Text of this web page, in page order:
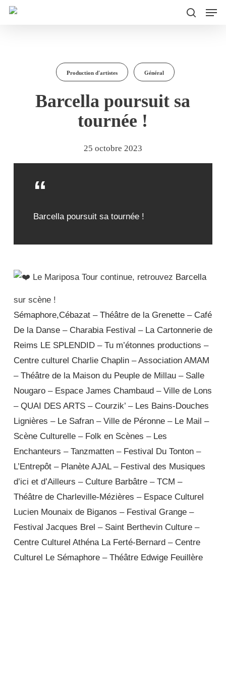
Skip
Production d'artistes Général
Barcella poursuit sa
tournée !
25 octobre 2023
Barcella poursuit sa tournée !
Le Mariposa Tour continue, retrouvez Barcella
sur scène !
Sémaphore,Cébazat– Théâtre de la Grenette– Café
De la Danse– Charabia Festival – La Cartonnerie de
Reims LE SPLENDID– Tu m’étonnes productions –
Centre culturel Charlie Chaplin–Association AMAM
– Théâtre de la Maison du Peuple de Millau– Salle
Nougaro– Espace James Chambaud– Ville de Lons
– QUAI DES ARTS– Courzik’– Les Bains-Douches
Lignières – Le Safran– Ville de Péronne– Le Mail –
Scène Culturelle– Folk en Scènes – Les
Enchanteurs – Tanzmatten– Festival Du Tonton–
L’Entrepôt– Planète AJAL– Festival des Musiques
d’ici et d’Ailleurs – Culture Barbâtre– TCM –
Théâtre de Charleville-Mézières – Espace Culturel
Lucien Mounaix de Biganos – Festival Grange–
Festival Jacques Brel – Saint Berthevin Culture–
Centre Culturel Athéna La Ferté-Bernard– Centre
Culturel Le Sémaphore– Théâtre Edwige Feuillère